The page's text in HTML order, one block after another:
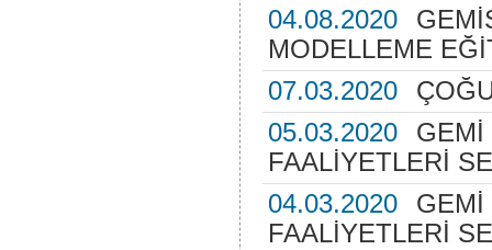
04.08.2020
MODELLEME
07.03.2020
05.03.2020
GEMİ
FAALİYETLERİ
04.03.2020
GEMİ
FAALİYETLERİ